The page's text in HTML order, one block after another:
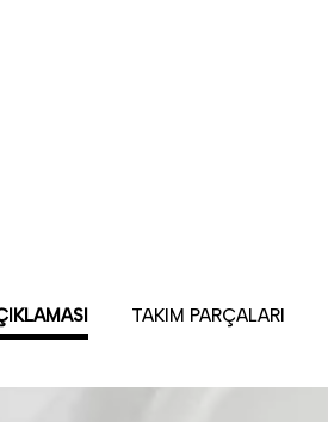
TAKIM PARÇALARI